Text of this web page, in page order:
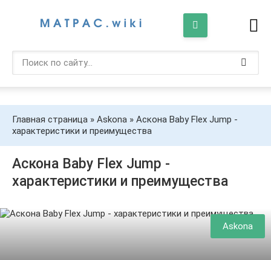
Главная страница » Askona » Аскона Baby Flex Jump -
характеристики и преимущества
Аскона Baby Flex Jump -
характеристики и преимущества
Askona